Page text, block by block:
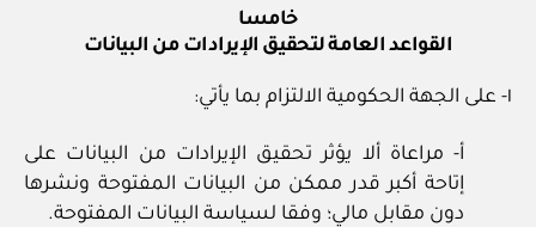
خامسا
القواعد العامة لتحقيق الإيرادات من البيانات
١- على الجهة الحكومية الالتزام بما يأتي:
أ- مراعاة ألا يؤثر تحقيق الإيرادات من البيانات على
إتاحة أكبر قدر ممكن من البيانات المفتوحة ونشرها
دون مقابل مالي؛ وفقا لسياسة البيانات المفتوحة.